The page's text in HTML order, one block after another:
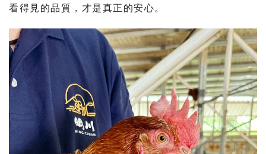
看得見的品質，才是真正的安心。